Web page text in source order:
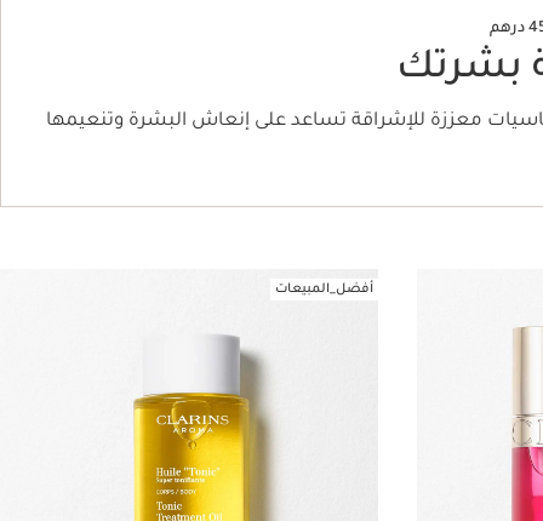
بشرتك
معززة للإشراقة تساعد على إنعاش البشرة وتنعيمها
أفضل_المبيعات